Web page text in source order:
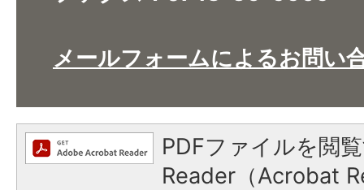
メールフォームによるお問い
PDFファイルを閲
Reader（Acrobat